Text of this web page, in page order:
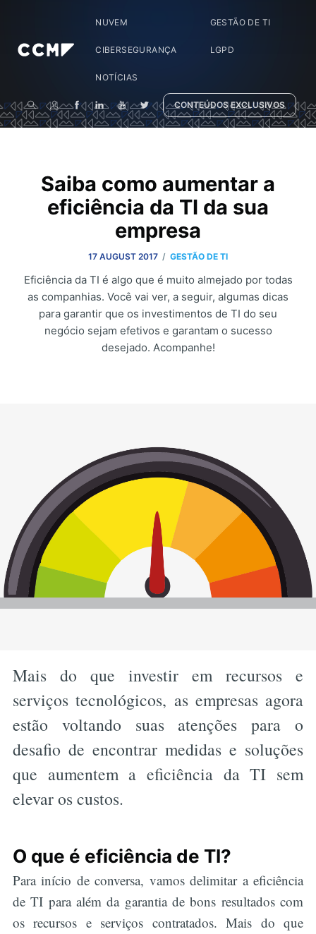
NUVEM GESTÃO DE TI
CIBERSEGURANÇA LGPD
NOTÍCIAS
CONTEÚDOS EXCLUSIVOS
Saiba como aumentar a
eficiência da TI da sua
empresa
17 AUGUST 2017 / GESTÃO DE TI
Eficiência da TI é algo que é muito almejado por todas
as companhias. Você vai ver, a seguir, algumas dicas
para garantir que os investimentos de TI do seu
negócio sejam efetivos e garantam o sucesso
desejado. Acompanhe!
Mais do que investir em recursos e
serviços tecnológicos, as empresas agora
estão voltando suas atenções para o
desafio de encontrar medidas e soluções
que aumentem a eficiência da TI sem
elevar os custos.
O que é eficiência de TI?
Para início de conversa, vamos delimitar a eficiência
de TI para além da garantia de bons resultados com
os recursos e serviços contratados. Mais do que